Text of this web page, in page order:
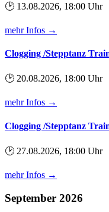
🕑 13.08.2026, 18:00 Uhr
mehr Infos →
Clogging /Stepptanz
🕑 20.08.2026, 18:00 Uhr
mehr Infos →
Clogging /Stepptanz
🕑 27.08.2026, 18:00 Uhr
mehr Infos →
September 2026